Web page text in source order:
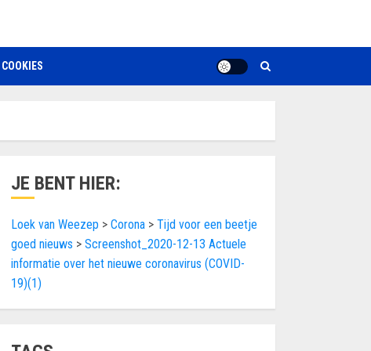
COOKIES
JE BENT HIER:
Loek van Weezep >Corona >Tijd voor een beetje
goed nieuws >Screenshot_2020-12-13 Actuele
informatie over het nieuwe coronavirus (COVID-
19)(1)